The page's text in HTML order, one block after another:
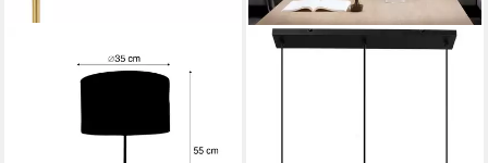
Tischleuchte Kaso shade,
ohne Leuchtmittel,
Warmweiß, QAZQA Tisch­
leuchte, e27, Grün, Velours,
OTTO HOME